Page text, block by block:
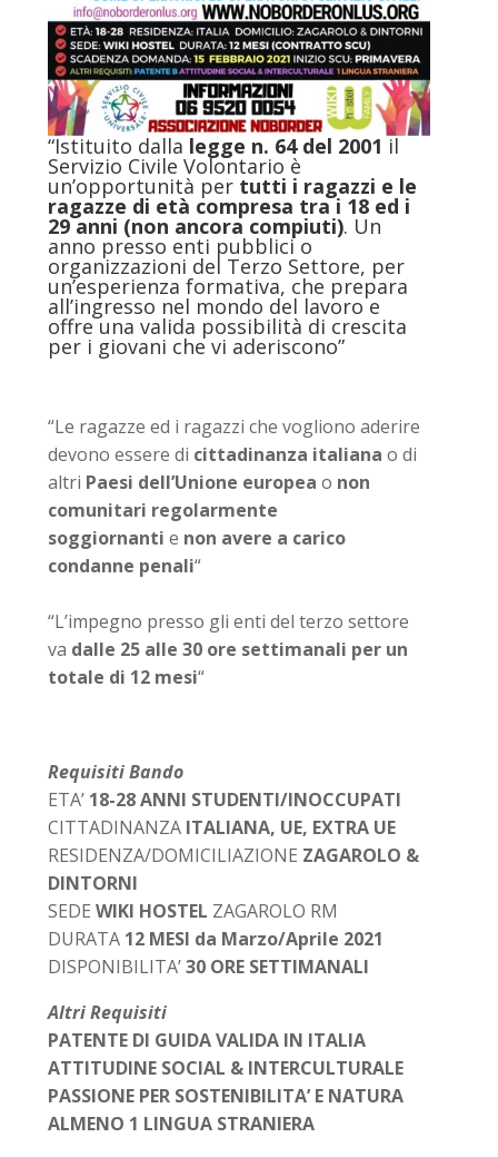
“Istituito dalla legge n. 64 del 2001 il
Servizio Civile Volontario è
un’opportunità per tutti i ragazzi e le
ragazze di età compresa tra i 18 ed i
29 anni (non ancora compiuti). Un
anno presso enti pubblici o
organizzazioni del Terzo Settore, per
un’esperienza formativa, che prepara
all’ingresso nel mondo del lavoro e
offre una valida possibilità di crescita
per i giovani che vi aderiscono”
“Le ragazze ed i ragazzi che vogliono aderire
devono essere di cittadinanza italiana o di
altri Paesi dell’Unione europea o non
comunitari regolarmente
soggiornanti e non avere a carico
condanne penali“
“L’impegno presso gli enti del terzo settore
va dalle 25 alle 30 ore settimanali per un
totale di 12 mesi“
Requisiti Bando
ETA’ 18-28 ANNI STUDENTI/INOCCUPATI
CITTADINANZA ITALIANA, UE, EXTRA UE
RESIDENZA/DOMICILIAZIONE ZAGAROLO &
DINTORNI
SEDE WIKI HOSTEL ZAGAROLO RM
DURATA 12 MESI da Marzo/Aprile 2021
DISPONIBILITA’30 ORE SETTIMANALI
Altri Requisiti
PATENTE DI GUIDA VALIDA IN ITALIA
ATTITUDINE SOCIAL & INTERCULTURALE
PASSIONE PER SOSTENIBILITA’ E NATURA
ALMENO 1 LINGUA STRANIERA